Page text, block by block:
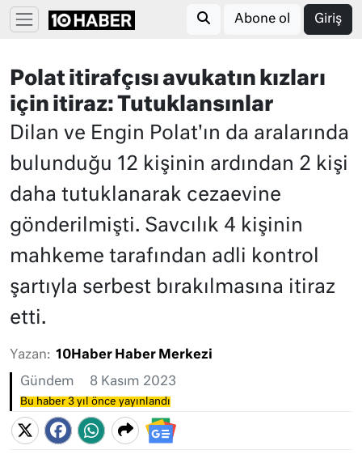
Abone ol Giriş
Polat itirafçısı avukatın kızları
için itiraz: Tutuklansınlar
Dilan ve Engin Polat'ın da aralarında
bulunduğu 12 kişinin ardından 2 kişi
daha tutuklanarak cezaevine
gönderilmişti. Savcılık 4 kişinin
mahkeme tarafından adli kontrol
şartıyla serbest bırakılmasına itiraz
etti.
Yazan: 10Haber Haber Merkezi
Gündem 8 Kasım 2023
Bu haber 3 yıl önce yayınlandı